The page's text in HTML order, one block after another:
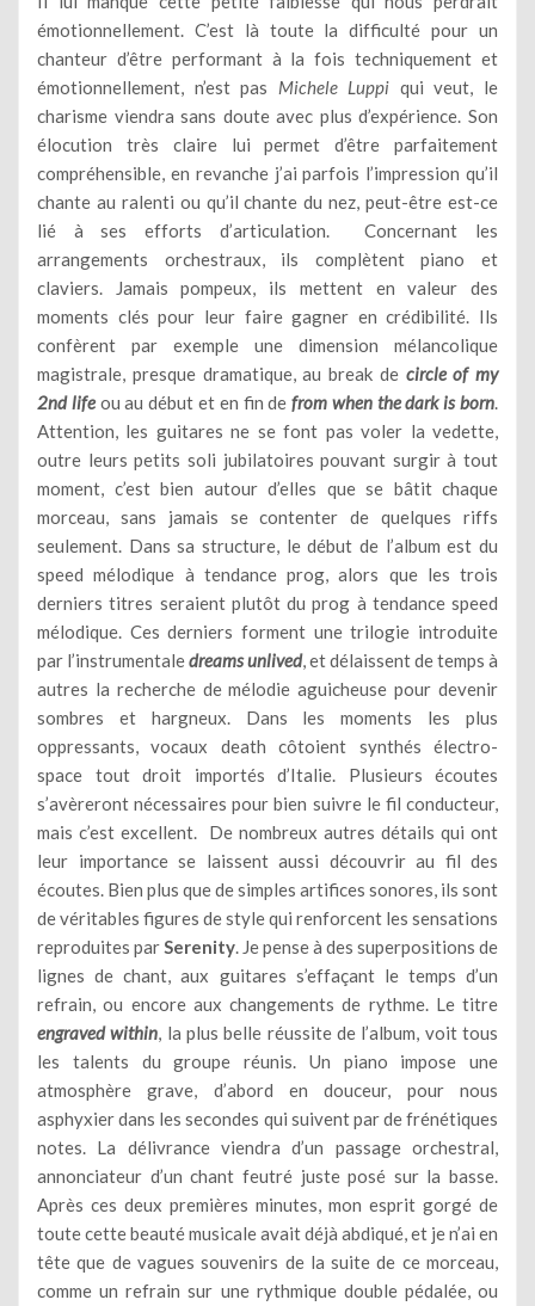
émotionnellement. C’est là toute la difficulté pour un
chanteur d’être performant à la fois techniquement et
émotionnellement, n’est pas Michele Luppi qui veut, le
charisme viendra sans doute avec plus d’expérience. Son
élocution très claire lui permet d’être parfaitement
compréhensible, en revanche j’ai parfois l’impression qu’il
chante au ralenti ou qu’il chante du nez, peut-être est-ce
lié à ses efforts d’articulation. Concernant les
arrangements orchestraux, ils complètent piano et
claviers. Jamais pompeux, ils mettent en valeur des
moments clés pour leur faire gagner en crédibilité. Ils
confèrent par exemple une dimension mélancolique
magistrale, presque dramatique, au break de circle of my
2nd lifeou au début et en fin defrom when the dark is born.
Attention, les guitares ne se font pas voler la vedette,
outre leurs petits soli jubilatoires pouvant surgir à tout
moment, c’est bien autour d’elles que se bâtit chaque
morceau, sans jamais se contenter de quelques riffs
seulement. Dans sa structure, le début de l’album est du
speed mélodique à tendance prog, alors que les trois
derniers titres seraient plutôt du prog à tendance speed
mélodique. Ces derniers forment une trilogie introduite
par l’instrumentaledreams unlived, et délaissent de temps à
autres la recherche de mélodie aguicheuse pour devenir
sombres et hargneux. Dans les moments les plus
oppressants, vocaux death côtoient synthés électro-
space tout droit importés d’Italie. Plusieurs écoutes
s’avèreront nécessaires pour bien suivre le fil conducteur,
mais c’est excellent. De nombreux autres détails qui ont
leur importance se laissent aussi découvrir au fil des
écoutes. Bien plus que de simples artifices sonores, ils sont
de véritables figures de style qui renforcent les sensations
reproduites parSerenity. Je pense à des superpositions de
lignes de chant, aux guitares s’effaçant le temps d’un
refrain, ou encore aux changements de rythme. Le titre
engraved within, la plus belle réussite de l’album, voit tous
les talents du groupe réunis. Un piano impose une
atmosphère grave, d’abord en douceur, pour nous
asphyxier dans les secondes qui suivent par de frénétiques
notes. La délivrance viendra d’un passage orchestral,
annonciateur d’un chant feutré juste posé sur la basse.
Après ces deux premières minutes, mon esprit gorgé de
toute cette beauté musicale avait déjà abdiqué, et je n’ai en
tête que de vagues souvenirs de la suite de ce morceau,
comme un refrain sur une rythmique double pédalée, ou